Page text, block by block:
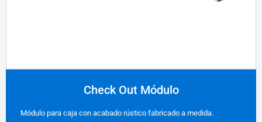
Check Out Módulo
Módulo para caja con acabado rústico fabricado a medida.